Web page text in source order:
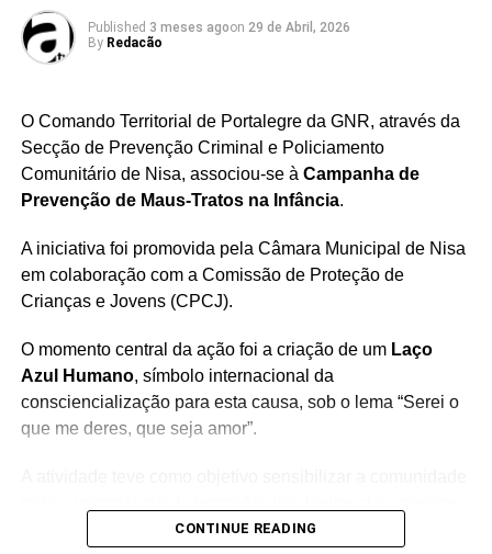
Published 3 meses agoon 29 de Abril, 2026
By Redacão
O Comando Territorial de Portalegre da GNR, através da
Secção de Prevenção Criminal e Policiamento
Comunitário de Nisa, associou-se à Campanha de
Prevenção de Maus-Tratos na Infância.
A iniciativa foi promovida pela Câmara Municipal de Nisa
em colaboração com a Comissão de Proteção de
Crianças e Jovens (CPCJ).
O momento central da ação foi a criação de um Laço
Azul Humano, símbolo internacional da
consciencialização para esta causa, sob o lema “Serei o
que me deres, que seja amor”.
e para a prevenção de comportamentos de risco,
CONTINUE READING